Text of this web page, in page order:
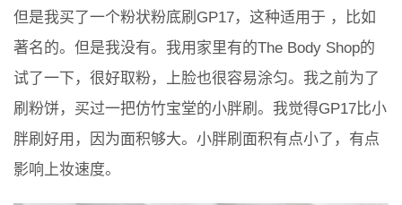
但是我买了一个粉状粉底刷GP17，这种适用于 ，比如
著名的。但是我没有。我用家里有的The Body Shop的
试了一下，很好取粉，上脸也很容易涂匀。我之前为了
刷粉饼，买过一把仿竹宝堂的小胖刷。我觉得GP17比小
胖刷好用，因为面积够大。小胖刷面积有点小了，有点
影响上妆速度。